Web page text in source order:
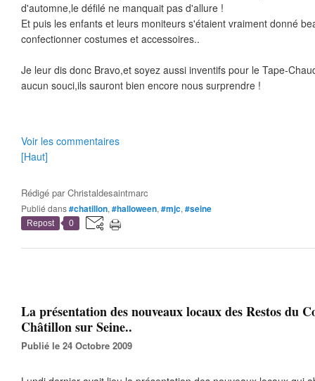
d'automne,le défilé ne manquait pas d'allure !
Et puis les enfants et leurs moniteurs s'étaient vraiment donné
confectionner costumes et accessoires..
Je leur dis donc Bravo,et soyez aussi inventifs pour le Tape-
aucun souci,ils sauront bien encore nous surprendre !
Voir les commentaires
[Haut]
Rédigé parChristaldesaintmarc
Publié dans#chatillon, #halloween, #mjc, #seine
Repost 0
La présentation des nouveaux locaux des Restos du
Châtillon sur Seine..
Publié le 24 Octobre 2009